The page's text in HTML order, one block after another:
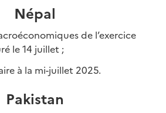
Népal
de l’exercice
le 14 juillet ;
à la mi-juillet 2025.
Pakistan